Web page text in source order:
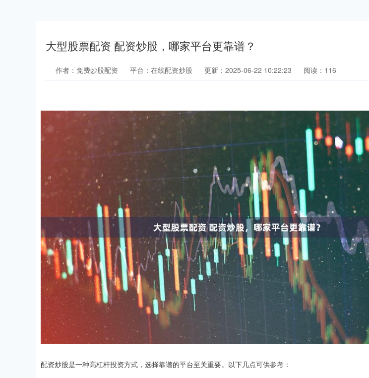
大型股票配资 配资炒股，哪家平台更靠谱？
作者：免费炒股配资 平台：在线配资炒股 更新：2025-06-22 10:22:23 阅读：116
配资炒股是一种高杠杆投资方式，选择靠谱的平台至关重要。以下几点可供参考：